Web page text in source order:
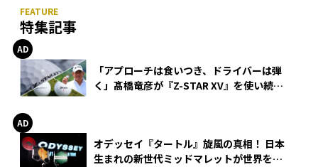
特集記事
「アプローチは食いつき、ドライバーは弾
く」髙橋竜彦が『Z-STAR XV』を使い続け
オデッセイ『タートル』旋風の真相！ 日本
生まれの新世代ミッドマレットが世界を席